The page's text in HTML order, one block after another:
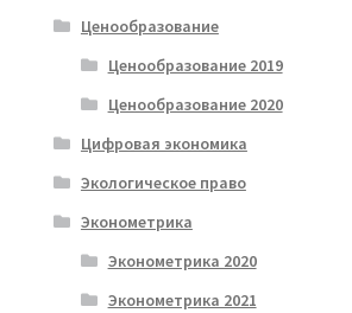
Ценообразование
Ценообразование 2019
Ценообразование 2020
Цифровая экономика
Экологическое право
Эконометрика
Эконометрика 2020
Эконометрика 2021